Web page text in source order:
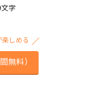
字
しめる
無料）